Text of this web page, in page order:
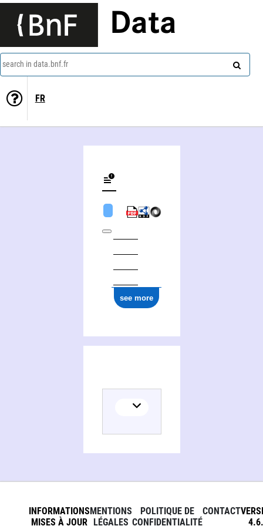
Data
search in data.bnf.fr
FR
see more
INFORMATIONS
MISES À JOUR
MENTIONS
LÉGALES
POLITIQUE DE
CONFIDENTIALITÉ
CONTACT